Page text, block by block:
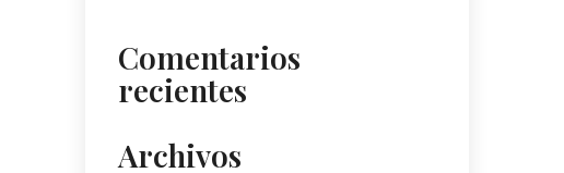
Comentarios
recientes
Archivos